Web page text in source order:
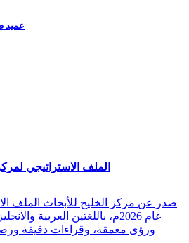
عميد
الملف الاستراتيجي لمركز
صدر عن مركز الخليج للأبحاث الملف
عام 2026م، باللغتين العربية
ورؤى معمقة، وقراءات دقيقة